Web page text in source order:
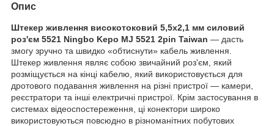
Опис
Штекер живлення високотоковий 5,5х2,1 мм силовий
роз'єм 5521 Ningbo Kepo MJ 5521 2pin Taiwan — дасть
змогу зручно та швидко «обтиснути» кабель живлення.
Штекер живлення являє собою звичайний роз'єм, який
розміщується на кінці кабелю, який використовується для
дротового подавання живлення на різні пристрої — камери,
реєстратори та інші електричні пристрої. Крім застосування в
системах відеоспостереження, ці конектори широко
використовуються повсюдно в різноманітних побутових